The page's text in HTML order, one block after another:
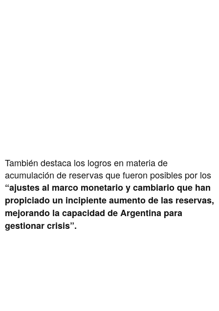
También destaca los logros en materia de
acumulación de reservas que fueron posibles por los
“ajustes al marco monetario y cambiario que han
propiciado un incipiente aumento de las reservas,
mejorando la capacidad de Argentina para
gestionar crisis”.